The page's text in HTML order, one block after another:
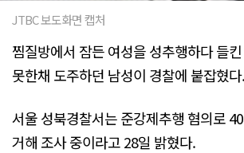
JTBC 보도화면 캡처
찜질방에서 잠든 여성을 성추행하다 들
못한채 도주하던 남성이 경찰에 붙잡혔다.
서울 성북경찰서는 준강제추행 혐의로
거해 조사 중이라고 28일 밝혔다.